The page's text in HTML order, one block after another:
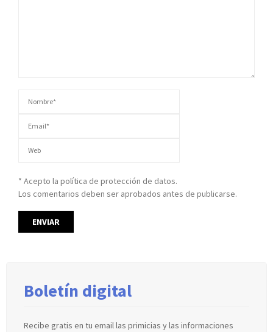
* Acepto la política de protección de datos.
Los comentarios deben ser aprobados antes de publicarse.
Boletín digital
Recibe gratis en tu email las primicias y las informaciones